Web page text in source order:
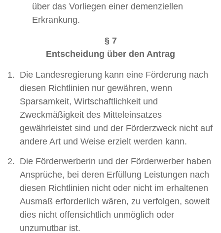
über das Vorliegen einer demenziellen
Erkrankung.
§ 7
Entscheidung über den Antrag
Die Landesregierung kann eine Förderung nach
diesen Richtlinien nur gewähren, wenn
Sparsamkeit, Wirtschaftlichkeit und
Zweckmäßigkeit des Mitteleinsatzes
gewährleistet sind und der Förderzweck nicht auf
andere Art und Weise erzielt werden kann.
Die Förderwerberin und der Förderwerber haben
Ansprüche, bei deren Erfüllung Leistungen nach
diesen Richtlinien nicht oder nicht im erhaltenen
Ausmaß erforderlich wären, zu verfolgen, soweit
dies nicht offensichtlich unmöglich oder
unzumutbar ist.